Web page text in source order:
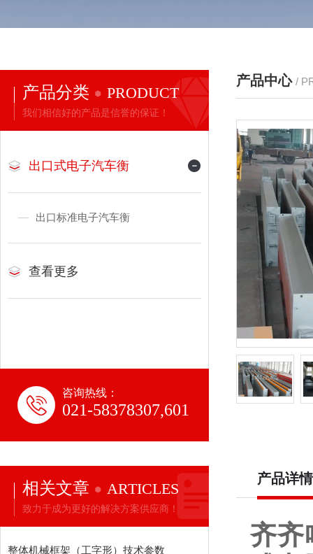
产品分类 PRODUCT
我们相信好的产品是信誉的保证！
出口式电子汽车衡
出口标准电子汽车衡
查看更多
咨询热线：
021-58378307,601
相关文章 ARTICLES
致力于成为更好的解决方案供应商！
整体机械框架（工字形）技术参数
产品中心 /
产品详情
齐齐